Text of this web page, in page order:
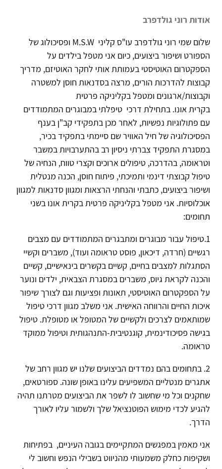
אודות רוני גולדפרב
שלום שמי רוני גולדפרב עו"ס קליני M.S.W ופסיכולוג של
הספורט ושיפור ביצועים, כיום אני מטפל בילדים על
הספקטרום האוטיסטי בעמותת אותי לחקר האוטיזם, מדריך
קבוצות להדרכות הורים, מרצה בסדנאות חוסן למשטרה
וקבוצות/ארגונים ומטפל בקליניקה פרטית
בקרית אונו. בתחילת דרכי טיפלתי במבוגרים המתמודדים
עם פתולוגיות נפשיות, לאחר מכן בתפקידי קב"ן בענף
הפסיכולוגיה של חיל האוויר שם סיימתי בתפקיד בכיר,
במסגרת התפקיד צברתי ניסיון רב בהתערבויות במשבר
וטראומה, בהדרכה, טיפולים ארוכים וקצרי טווח, הנחיה של
טיפול קבוצתי דינמי ותמיכתי, פיתוח חוסן, הכנה מנטלית
ושיפור ביצועים, כתבתי והנחתי הרצאות ומגוון סדנאות למגוון
אוכלוסיות. אני מטפל בקליניקה פרטית בקרית אונו בשני
תחומים:
1.טיפול עבור מבוגרים ומתבגרים המתמודדים עם מצבים
רגשיים (חרדה, דיכאון, פוסט טראומה ועוד), משברים וקשיי
הסתגלות למצבים בחיים, קשיים בקשרים בינאישיים, קשיים
והכנה לקראת גיוס, משברים במסגרת הצבאית, ילדים ונוער
על הספקטרום האוטיסטי, תאונות ופציעות וגם לצורך שיפור
איכות החיים והרווחה האישית. אני משלב מגוון דרכי טיפול
שמותאמים לצרכים ולקשיים של המטופל או מטופלת. טיפול
בגישה פסיכודינמית, קוגנטיבית-התנהגותית וטיפול ממוקד
טראומה.
2. בתחומים בהם נמדדים הביצועים שלנו יש מגוון רחב של
אתגרים מנטליים המשפיעים עלינו באופן שונה. ספורטאים,
שחקנים וכל מי שחשוב לו לשפר את הביצועים מטרתנו תהיה
להגיע לכדי מימוש הפוטנציאל שלך ולשמור עליו לאורך
הדרך.
אני מאמין במפגשים המתקיימים בגובה העיניים, בפתיחות
ושקיפות כחלק משמעותי מהניווט בשבילי הנפש וחשוב לי